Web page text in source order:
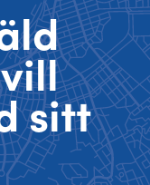
sitt